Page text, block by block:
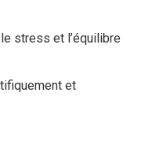
stress et l’équilibre
et